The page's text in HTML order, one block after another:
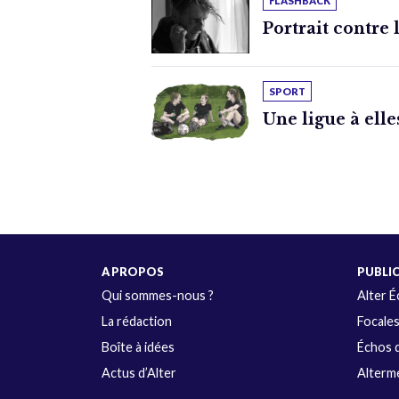
Portrait contre
SPORT
Une ligue à
A PROPOS
Qui sommes-nous ?
La rédaction
Boîte à idées
Actus d’Alter
Alter
Focales
Échos